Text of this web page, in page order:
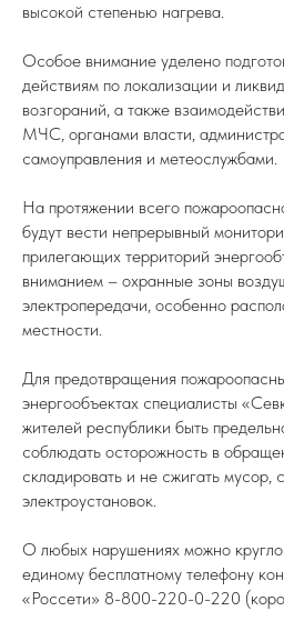
высокой степенью нагрева.
Особое внимание уделено
действиям по локализации и
возгораний, а также
МЧС, органами власти,
самоуправления и метеослужбами.
На протяжении всего
будут вести непрерывный
прилегающих территорий
вниманием – охранные зоны
электропередачи, особенно
местности.
Для предотвращения
энергообъектах специалисты
жителей республики быть
соблюдать осторожность в
складировать и не сжигать мусор,
электроустановок.
О любых нарушениях можно
единому бесплатному телефону
«Россети» 8-800-220-0-220